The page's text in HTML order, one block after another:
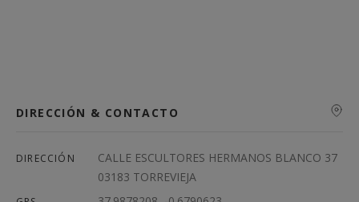
DIRECCIÓN & CONTACTO
DIRECCIÓN
CALLE ESCULTORES HERMANOS BLANCO 37
03183 TORREVIEJA